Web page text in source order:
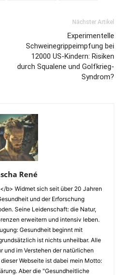
Nächster Artikel
Experimentelle
Schweinegrippeimpfung bei
12000 US-Kindern: Risiken
durch Squalene und Golfkrieg-
Syndrom?
René
b> Widmet sich seit über 20 Jahren
und der Erforschung
Seine Leidenschaft: die Natur,
erweitern und intensiv leben.
Gesundheit beginnt mit
ist nichts unheilbar. Alle
und im Verstehen der natürlichen
Webseite ist dabei mein Motto:
Aber die "Gesundheitliche